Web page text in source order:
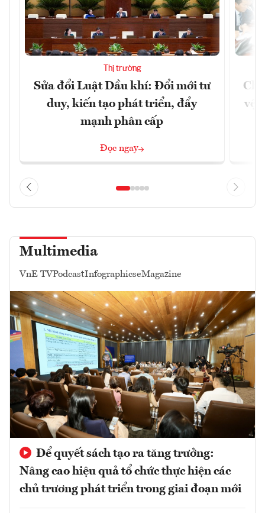
Thị trường
Sửa đổi Luật Dầu khí: Đổi mới tư
duy, kiến tạo phát triển, đẩy
mạnh phân cấp
Đọc ngay
vệ
Multimedia
VnE TVPodcastInfographicseMagazine
Để quyết sách tạo ra tăng trưởng:
Nâng cao hiệu quả tổ chức thực hiện các
chủ trương phát triển trong giai đoạn mới